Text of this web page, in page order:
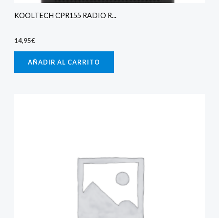
KOOLTECH CPR155 RADIO R...
14,95€
AÑADIR AL CARRITO